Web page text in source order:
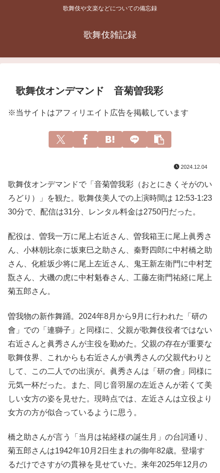
歌舞伎や文楽などについての備忘録
歌舞伎雑記録
歌舞伎オンデマンド 音菊曽我彩
※当サイトはアフィリエイト広告を掲載しています
2024.12.04
歌舞伎オンデマンドで「音菊曽我彩（おとにきくそがのい
ろどり）」を観た。歌舞伎美人での上演時間は 12:53-1:23
30分で、配信は31分、レンタル料金は2750円だった。
配役は、曽我一万に尾上右近さん、曽我箱王に尾上眞秀さ
ん、小林朝比奈に坂東巳之助さん、秦野四郎に中村橋之助
さん、化粧坂少将に尾上左近さん、鬼王新左衛門に中村芝
翫さん、大磯の虎に中村魁春さん、工藤左衛門祐経に尾上
菊五郎さん。
曽我物の新作舞踊。2024年8月から9月に行われた「研の
會」での「連獅子」と同様に、父親が歌舞伎役者ではない
右近さんと眞秀さんが主役を勤めた。父親の存在が重要な
歌舞伎界、これからも右近さんが眞秀さんの父親代わりと
して、この二人での出演が。眞秀さんは「研の會」同様に
元気一杯だった。また、同じ音羽屋の左近さんが若くて美
しい女方の姿を見せた。現時点では、左近さんは立役より
女方の方が似合っているように思う。
橋之助さんが言う「当月は祐経様の誕生月」の台詞通り、
菊五郎さんは1942年10月2日生まれの御年82歳。登場す
るだけでさすがの貫禄を見せていた。来年2025年12月の